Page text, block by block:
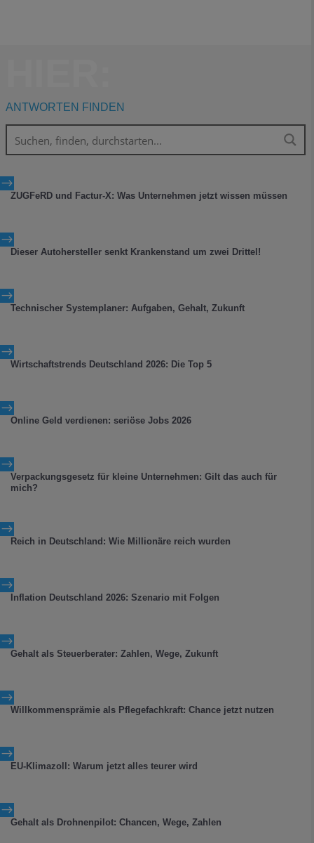
ANTWORTEN FINDEN
$
ZUGFeRD und Factur-X: Was Unternehmen jetzt wissen müssen
$
Dieser Autohersteller senkt Krankenstand um zwei Drittel!
$
Technischer Systemplaner: Aufgaben, Gehalt, Zukunft
$
Wirtschaftstrends Deutschland 2026: Die Top 5
$
Online Geld verdienen: seriöse Jobs 2026
$
Verpackungsgesetz für kleine Unternehmen: Gilt das auch für
mich?
$
Reich in Deutschland: Wie Millionäre reich wurden
$
Inflation Deutschland 2026: Szenario mit Folgen
$
Gehalt als Steuerberater: Zahlen, Wege, Zukunft
$
Willkommensprämie als Pflegefachkraft: Chance jetzt nutzen
$
EU-Klimazoll: Warum jetzt alles teurer wird
$
Gehalt als Drohnenpilot: Chancen, Wege, Zahlen